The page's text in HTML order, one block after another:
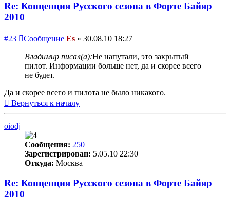
Re: Концепция Русского сезона в Форте Байяр
2010
#23 Сообщение Es » 30.08.10 18:27
Владимир писал(а):Не напутали, это закрытый
пилот. Информации больше нет, да и скорее всего
не будет.
Да и скорее всего и пилота не было никакого.
Вернуться к началу
oiodj
Сообщения: 250
Зарегистрирован: 5.05.10 22:30
Откуда: Москва
Re: Концепция Русского сезона в Форте Байяр
2010